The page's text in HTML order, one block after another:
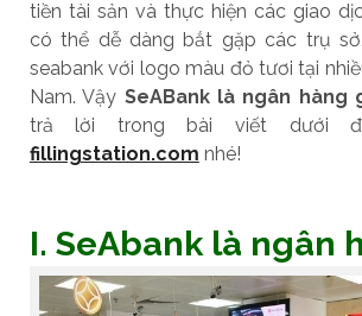
tiền tài sản và thực hiện các giao
có thể dễ dàng bắt gặp các trụ
seabank với logo màu đỏ tươi tại
Nam. Vậy SeABank là ngân hàng
trả lời trong bài viết dưới
fillingstation.com nhé!
I. SeAbank là ngân